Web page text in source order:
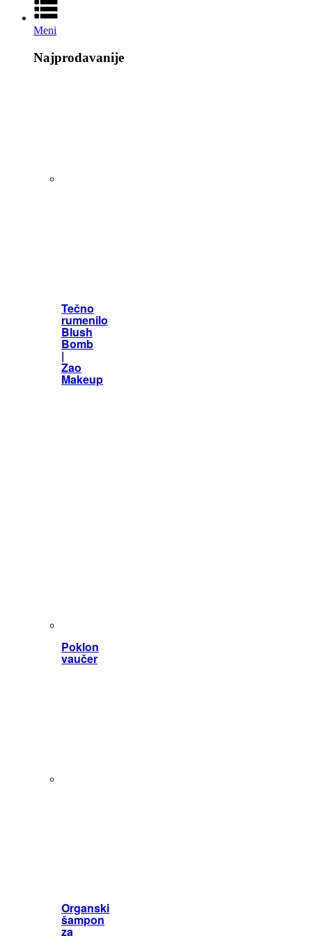
Meni
Najprodavanije
Tečno
rumenilo
Blush
Bomb
|
Zao
Makeup
Poklon
vaučer
Organski
šampon
za